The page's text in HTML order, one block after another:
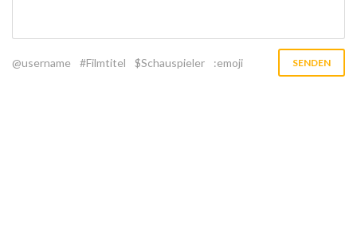
@username #Filmtitel $Schauspieler :emoji